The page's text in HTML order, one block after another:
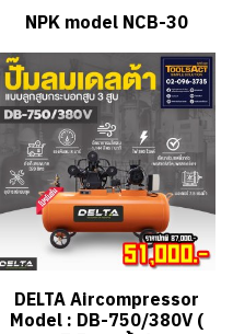
NPK model NCB-30
DELTA Aircompressor
Model : DB-750/380V (